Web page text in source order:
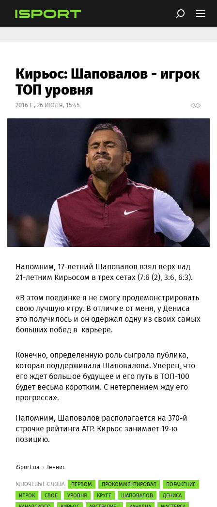
Кирьос: Шаповалов - игрок
ТОП уровня
2016 Г., 26 ИЮЛЯ, 15:45
Напомним, 17-летний Шаповалов взял верх над
21-летним Кирьосом в трех сетах (7:6 (2), 3:6, 6:3).
«В этом поединке я не смогу продемонстрировать
свою лучшую игру. В отличие от меня, у Дениса
это получилось и он одержал одну из своих самых
больших побед в карьере.
Конечно, определенную роль сыграла публика,
которая поддерживала Шаповалова. Уверен, что
его ждет большое будущее и его путь в ТОП-100
будет весьма коротким. С нетерпением жду его
прогресса».
Напомним, Шаповалов располагается на 370-й
строчке рейтинга АТР. Кирьос занимает 19-ю
позицию.
iSport.ua Теннис
КЛЮЧЕВЫЕ СЛОВА: ПЕРВОМ ПРОКОММЕНТИРОВАЛ
ПОРАЖЕНИЕ
ИГРОК
СВОЕ УРОВНЯ КРУГЕ ШАПОВАЛОВ
ДЕНИСА